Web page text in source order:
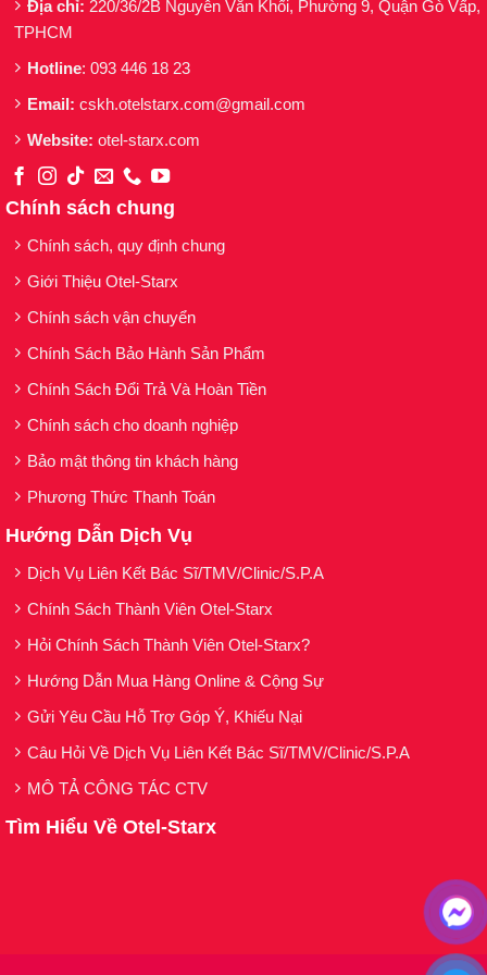
Địa chỉ: 220/36/2B Nguyễn Văn Khối, Phường 9, Quận Gò Vấp,
TPHCM
Hotline: 093 446 18 23
Email: cskh.otelstarx.com@gmail.com
Website: otel-starx.com
Chính sách chung
Chính sách, quy định chung
Giới Thiệu Otel-Starx
Chính sách vận chuyển
Chính Sách Bảo Hành Sản Phẩm
Chính Sách Đổi Trả Và Hoàn Tiền
Chính sách cho doanh nghiệp
Bảo mật thông tin khách hàng
Phương Thức Thanh Toán
Hướng Dẫn Dịch Vụ
Dịch Vụ Liên Kết Bác Sĩ/TMV/Clinic/S.P.A
Chính Sách Thành Viên Otel-Starx
Hỏi Chính Sách Thành Viên Otel-Starx?
Hướng Dẫn Mua Hàng Online & Cộng Sự
Gửi Yêu Cầu Hỗ Trợ Góp Ý, Khiếu Nại
Câu Hỏi Về Dịch Vụ Liên Kết Bác Sĩ/TMV/Clinic/S.P.A
MÔ TẢ CÔNG TÁC CTV
Tìm Hiểu Về Otel-Starx